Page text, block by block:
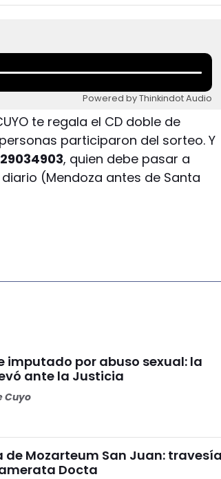
Powered by Thinkindot Audio
te regala el CD doble de
participaron del sorteo. Y
, quien debe pasar a
(Mendoza antes de Santa
imputado por abuso sexual: la
ante la Justicia
Cuyo
de Mozarteum San Juan: travesía
Docta